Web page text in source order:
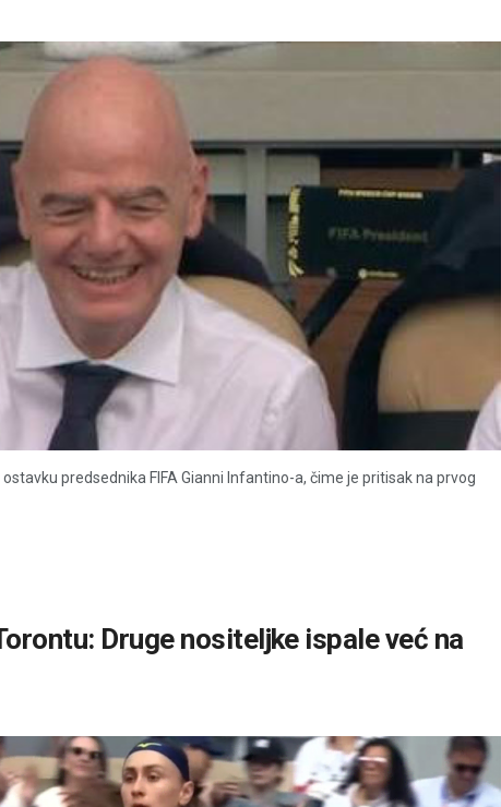
predsednika FIFA Gianni Infantino-a, čime je pritisak na prvog
Druge nositeljke ispale već na